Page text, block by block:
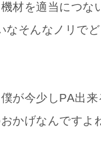
材を適当につな
なそんなノリで
が今少しPA出来
かげなんですよ